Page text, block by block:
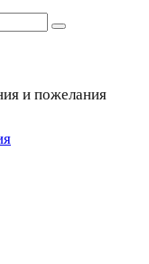
и пожелания